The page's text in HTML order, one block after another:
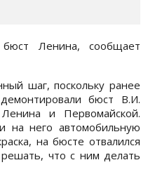
Ленина, сообщает
шаг, поскольку ранее
бюст В.И.
и Первомайской.
на него автомобильную
на бюсте отвалился
что с ним делать